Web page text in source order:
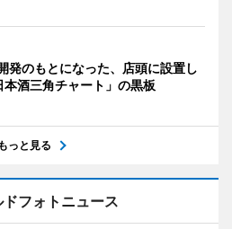
発のもとになった、店頭に設置し
本酒三角チャート」の黒板
もっと見る
ドフォトニュース